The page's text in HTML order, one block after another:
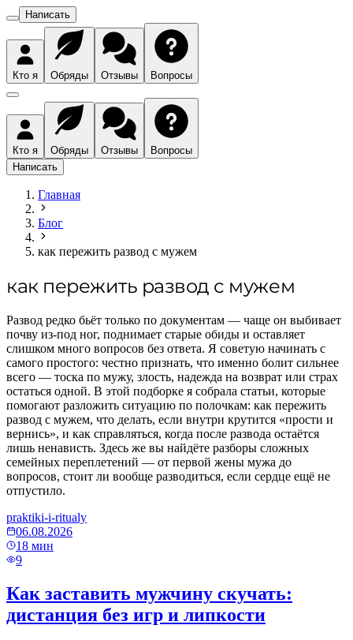
Написать
Кто я Обряды Отзывы Вопросы
Кто я Обряды Отзывы
Вопросы
Написать
Главная
Блог
как пережить развод с мужем
как пережить развод с мужем
Развод редко бьёт только по документам — чаще он выбивает
почву из-под ног, поднимает старые обиды и оставляет
слишком много вопросов без ответа. Я советую начинать с
самого простого: честно признать, что именно болит сильнее
всего — тоска по мужу, злость, надежда на возврат или страх
остаться одной. В этой подборке я собрала статьи, которые
помогают разложить ситуацию по полочкам: как пережить
развод с мужем, что делать, если внутри крутится «прости и
вернись», и как справляться, когда после развода остаётся
лишь ненависть. Здесь же вы найдёте разборы сложных
семейных переплетений — от первой жены мужа до
вопросов, стоит ли вообще разводиться, если сердце ещё не
отпустило.
praktiki-i-ritualy
06.08.2026
18 мин
9
Как заставить мужчину скучать:
дистанция без игр и липкости